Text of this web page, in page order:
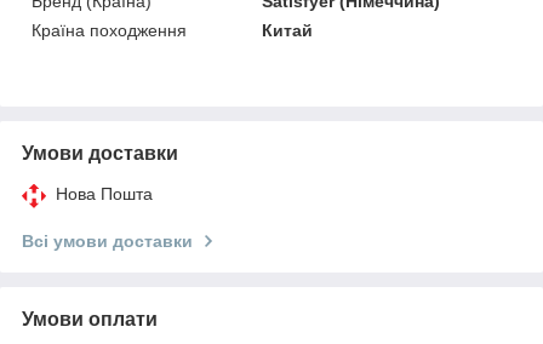
Країна походження
Китай
Умови доставки
Нова Пошта
Всі умови доставки
Умови оплати